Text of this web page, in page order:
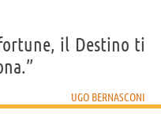
il Destino ti
UGO BERNASCONI